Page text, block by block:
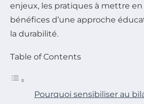
enjeux, les pratiques à mettre
bénéfices d’une approche
la durabilité.
Table of Contents
Pourquoi sensibiliser au